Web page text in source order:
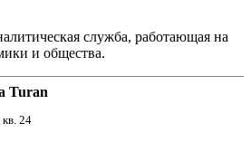
служба, работающая на
и общества.
Turan
24